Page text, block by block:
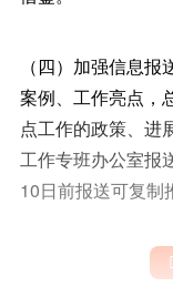
（四）加强信息
案例、工作亮点，
点工作的政策、进
工作专班办公室报
10日前报送可复制